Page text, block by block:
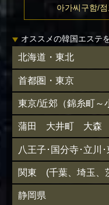
아가씨구함/
オススメの韓国エステ
北海道・東北
首都圏・東京
東京/近郊（錦糸町～
蒲田 大井町 大森
八王子･国分寺･立川
関東 (千葉、埼玉、
静岡県